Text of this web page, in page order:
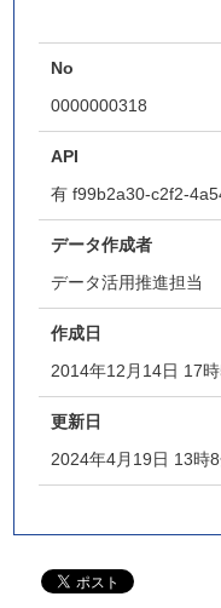
No
0000000318
API
有 f99b2a30-c2f2-
データ作成者
データ活用推進担当
作成日
2014年12月14日 17
更新日
2024年4月19日 13時